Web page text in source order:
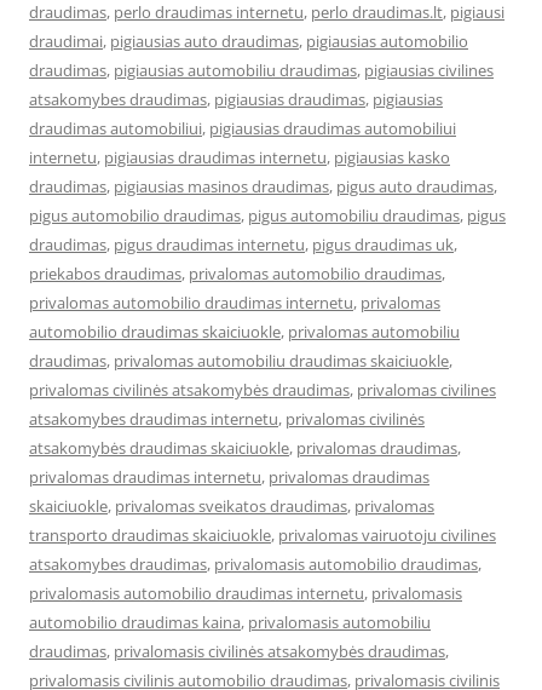
draudimas, perlo draudimas internetu, perlo draudimas.lt, pigiausi
draudimai, pigiausias auto draudimas, pigiausias automobilio
draudimas, pigiausias automobiliu draudimas, pigiausias civilines
atsakomybes draudimas, pigiausias draudimas, pigiausias
draudimas automobiliui, pigiausias draudimas automobiliui
internetu, pigiausias draudimas internetu, pigiausias kasko
draudimas, pigiausias masinos draudimas, pigus auto draudimas,
pigus automobilio draudimas, pigus automobiliu draudimas, pigus
draudimas, pigus draudimas internetu, pigus draudimas uk,
priekabos draudimas, privalomas automobilio draudimas,
privalomas automobilio draudimas internetu, privalomas
automobilio draudimas skaiciuokle, privalomas automobiliu
draudimas, privalomas automobiliu draudimas skaiciuokle,
privalomas civilinės atsakomybės draudimas, privalomas civilines
atsakomybes draudimas internetu, privalomas civilinės
atsakomybės draudimas skaiciuokle, privalomas draudimas,
privalomas draudimas internetu, privalomas draudimas
skaiciuokle, privalomas sveikatos draudimas, privalomas
transporto draudimas skaiciuokle, privalomas vairuotoju civilines
atsakomybes draudimas, privalomasis automobilio draudimas,
privalomasis automobilio draudimas internetu, privalomasis
automobilio draudimas kaina, privalomasis automobiliu
draudimas, privalomasis civilinės atsakomybės draudimas,
privalomasis civilinis automobilio draudimas, privalomasis civilinis